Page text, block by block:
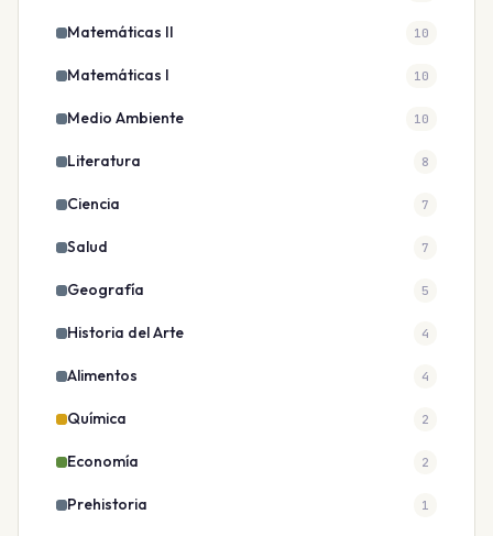
Matemáticas II 10
Matemáticas I 10
Medio Ambiente 10
Literatura 8
Ciencia 7
Salud 7
Geografía 5
Historia del Arte 4
Alimentos 4
Química 2
Economía 2
Prehistoria 1